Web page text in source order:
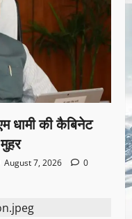
धामी की कैबिनेट
August 7, 2026
0